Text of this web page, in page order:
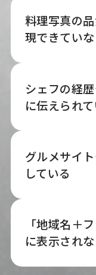
料理写真の
現できてい
シェフの経
に伝えられ
グルメサイ
している
「地域名＋
に表示され